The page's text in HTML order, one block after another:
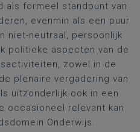
als formeel standpunt van
evenmin als een puur
niet-neutraal, persoonlijk
politieke aspecten van de
zowel in de
plenaire vergadering van
uitzonderlijk ook in een
occasioneel relevant kan
Onderwijs.